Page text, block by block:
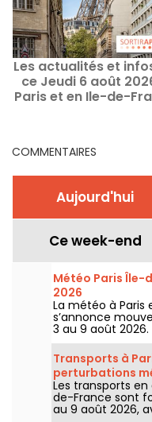
Les actualités et
ce Jeudi 6 août
Paris et en Ile-de-
COMMENTAIRES
Aujourd'hui
Ce week-end
Météo Paris Île-
2026
La météo à
s’annonce
3 au 9 août
marqué par un
températures
avant le retour
ensoleillé pour le
Transports à
perturbations
2026
Les transports
de-France sont
au 9 août 2026,